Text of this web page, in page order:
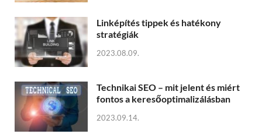
Linképítés tippek és hatékony
stratégiák
2023.08.09.
Technikai SEO – mit jelent és miért
fontos a keresőoptimalizálásban
2023.09.14.